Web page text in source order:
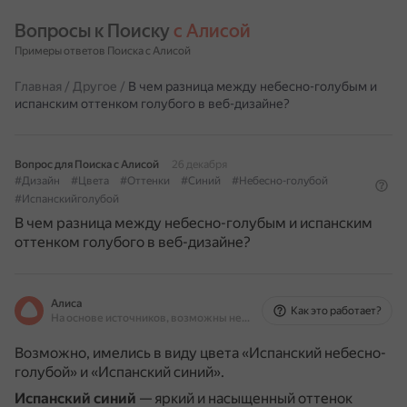
Вопросы к Поиску с Алисой
Примеры ответов Поиска с Алисой
Главная / Другое / В чем разница между небесно-голубым и
испанским оттенком голубого в веб-дизайне?
Вопрос для Поиска с Алисой
26 декабря
#Дизайн
#Цвета #Оттенки #Синий
#Небесно-голубой
#Испанскийголубой
В чем разница между небесно-голубым и испанским
оттенком голубого в веб-дизайне?
Алиса
На основе источников, возможны неточности
Как это работает?
Возможно, имелись в виду цвета «Испанский небесно-
голубой» и «Испанский синий».
Испанский синий — яркий и насыщенный оттенок